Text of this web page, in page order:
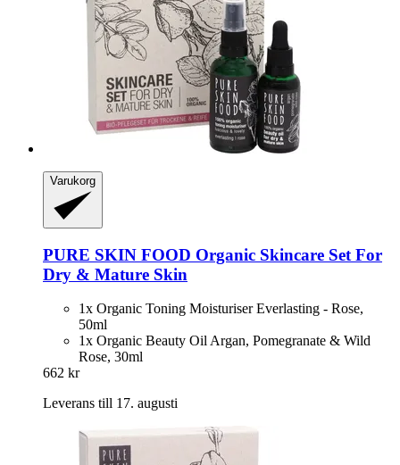
Varukorg
PURE SKIN FOOD Organic Skincare Set For
Dry & Mature Skin
1x Organic Toning Moisturiser Everlasting - Rose,
50ml
1x Organic Beauty Oil Argan, Pomegranate & Wild
Rose, 30ml
662 kr
Leverans till 17. augusti